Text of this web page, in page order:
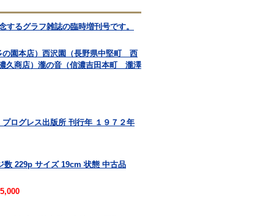
るグラフ雑誌の臨時増刊号です。
園本店）西沢園（長野県中堅町 西
久商店）瀧の音（信濃吉田本町 瀧澤
ログレス出版所 刊行年 １９７２年
229p サイズ 19cm 状態 中古品